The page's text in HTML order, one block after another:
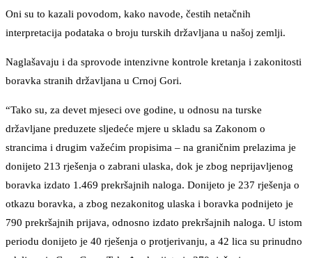
Oni su to kazali povodom, kako navode, čestih netačnih
interpretacija podataka o broju turskih državljana u našoj zemlji.
Naglašavaju i da sprovode intenzivne kontrole kretanja i zakonitosti
boravka stranih državljana u Crnoj Gori.
“Tako su, za devet mjeseci ove godine, u odnosu na turske
državljane preduzete sljedeće mjere u skladu sa Zakonom o
strancima i drugim važećim propisima – na graničnim prelazima je
donijeto 213 rješenja o zabrani ulaska, dok je zbog neprijavljenog
boravka izdato 1.469 prekršajnih naloga. Donijeto je 237 rješenja o
otkazu boravka, a zbog nezakonitog ulaska i boravka podnijeto je
790 prekršajnih prijava, odnosno izdato prekršajnih naloga. U istom
periodu donijeto je 40 rješenja o protjerivanju, a 42 lica su prinudno